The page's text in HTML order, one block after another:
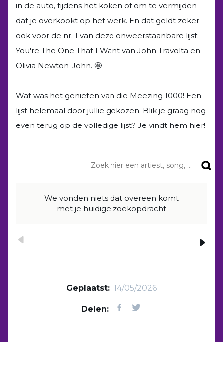
in de auto, tijdens het koken of om te vermijden
dat je overkookt op het werk. En dat geldt zeker
ook voor de nr. 1 van deze onweerstaanbare lijst:
You're The One That I Want van John Travolta en
Olivia Newton-John. 🤩
Wat was het genieten van die Meezing 1000! Een
lijst helemaal door jullie gekozen. Blik je graag nog
even terug op de volledige lijst? Je vindt hem hier!
We vonden niets dat overeen komt
met je huidige zoekopdracht
Geplaatst: 14/05/2026
Delen: